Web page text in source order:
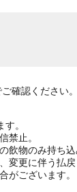
確認ください。
。
禁止。
飲物のみ持ち込
更に伴う払戻